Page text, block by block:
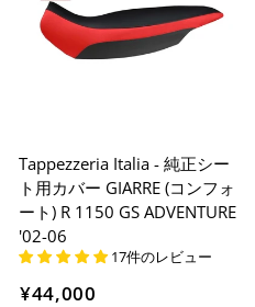
Tappezzeria Italia - 純正シー
ト用カバー GIARRE (コンフォ
ート) R 1150 GS ADVENTURE
'02-06
17件のレビュー
¥44,000